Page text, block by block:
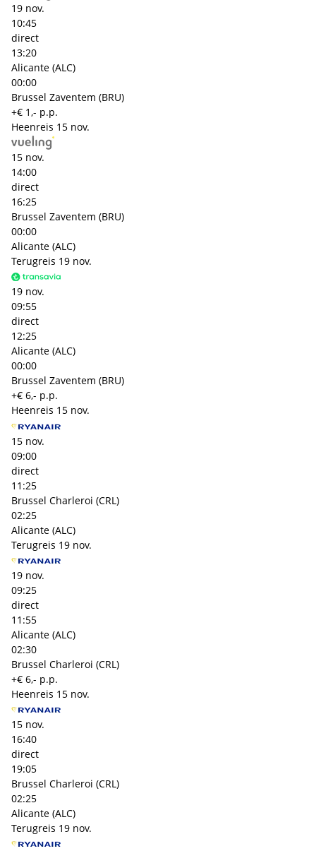
19 nov.
10:45
direct
13:20
Alicante (ALC)
00:00
Brussel Zaventem (BRU)
+€ 1,- p.p.
Heenreis 15 nov.
15 nov.
14:00
direct
16:25
Brussel Zaventem (BRU)
00:00
Alicante (ALC)
Terugreis 19 nov.
19 nov.
09:55
direct
12:25
Alicante (ALC)
00:00
Brussel Zaventem (BRU)
+€ 6,- p.p.
Heenreis 15 nov.
15 nov.
09:00
direct
11:25
Brussel Charleroi (CRL)
02:25
Alicante (ALC)
Terugreis 19 nov.
19 nov.
09:25
direct
11:55
Alicante (ALC)
02:30
Brussel Charleroi (CRL)
+€ 6,- p.p.
Heenreis 15 nov.
15 nov.
16:40
direct
19:05
Brussel Charleroi (CRL)
02:25
Alicante (ALC)
Terugreis 19 nov.